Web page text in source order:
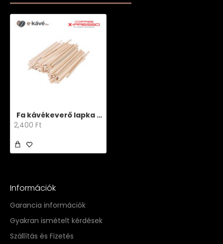
Fa kávékeverő lapka 110 mm
2,400 Ft
Információk
Garancia információk
Gyakran ismételt kérdések
Szállítás és Fizetés